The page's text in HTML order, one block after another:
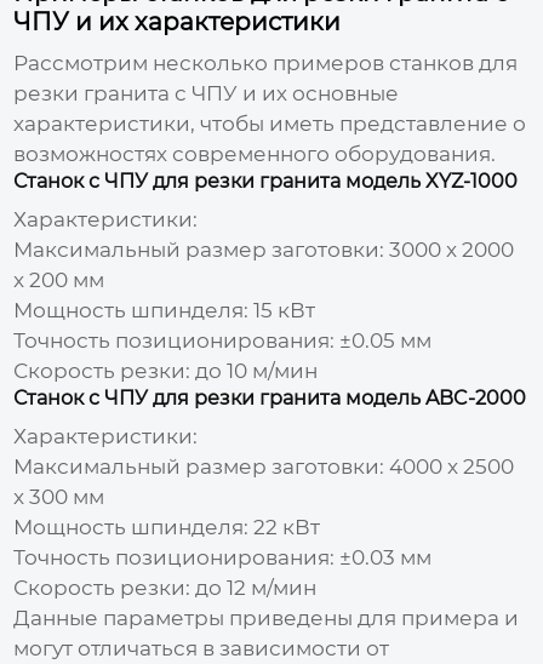
ЧПУ и их характеристики
Рассмотрим несколько примеров станков для
резки гранита с ЧПУ и их основные
характеристики, чтобы иметь представление о
возможностях современного оборудования.
Станок с ЧПУ для резки гранита модель XYZ-1000
Характеристики:
Максимальный размер заготовки: 3000 x 2000
x 200 мм
Мощность шпинделя: 15 кВт
Точность позиционирования: ±0.05 мм
Скорость резки: до 10 м/мин
Станок с ЧПУ для резки гранита модель ABC-2000
Характеристики:
Максимальный размер заготовки: 4000 x 2500
x 300 мм
Мощность шпинделя: 22 кВт
Точность позиционирования: ±0.03 мм
Скорость резки: до 12 м/мин
Данные параметры приведены для примера и
могут отличаться в зависимости от